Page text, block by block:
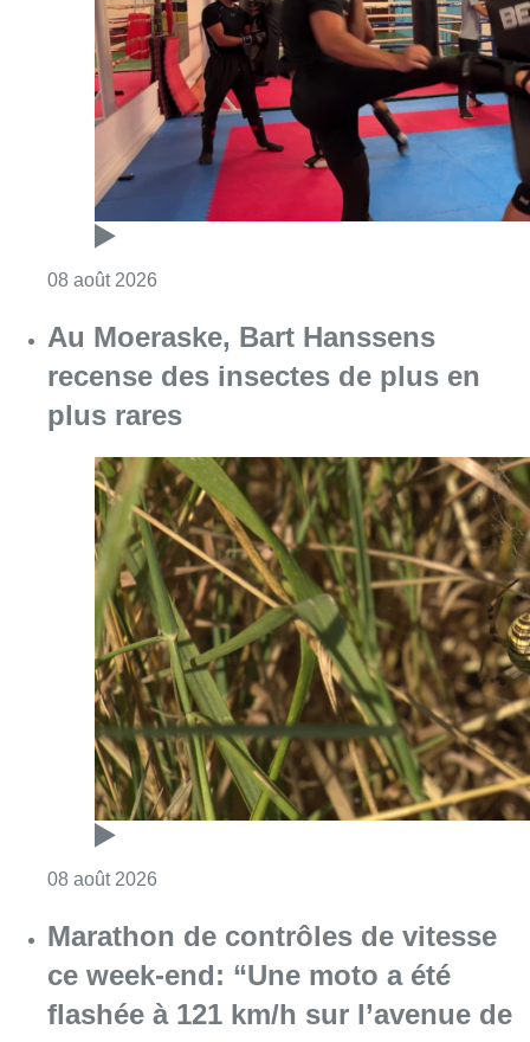
Au Moeraske, Bart Hanssens
recense des insectes de plus en
plus rares
08 août 2026Consulter l'article "Au Moeraske, Bart
Marathon de contrôles de vitesse
ce week-end: “Une moto a été
flashée à 121 km/h sur l’avenue de
Tervuren”